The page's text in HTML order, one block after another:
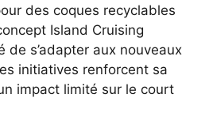
des coques recyclables
Island Cruising
de s’adapter aux nouveaux
initiatives renforcent sa
impact limité sur le court